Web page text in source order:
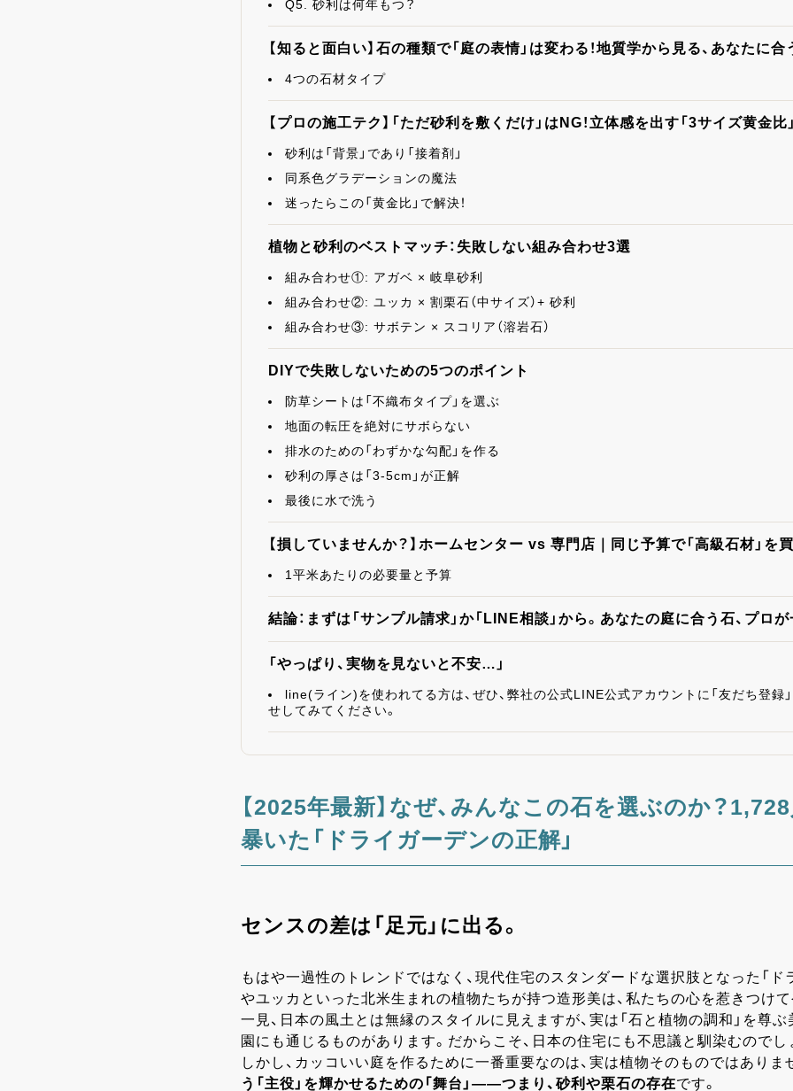
Q5. 砂利は何年もつ？
【知ると面白い】石の種類で「庭の表情」は変わる！地質学から見る、あなたに
4つの石材タイプ
【プロの施工テク】「ただ砂利を敷くだけ」はNG！立体感を出す「3サイズ黄金比
砂利は「背景」であり「接着剤」
同系色グラデーションの魔法
迷ったらこの「黄金比」で解決！
植物と砂利のベストマッチ：失敗しない組み合わせ3選
組み合わせ①: アガベ × 岐阜砂利
組み合わせ②: ユッカ × 割栗石（中サイズ）+ 砂利
組み合わせ③: サボテン × スコリア（溶岩石）
DIYで失敗しないための5つのポイント
防草シートは「不織布タイプ」を選ぶ
地面の転圧を絶対にサボらない
排水のための「わずかな勾配」を作る
砂利の厚さは「3-5cm」が正解
最後に水で洗う
【損していませんか？】ホームセンター vs 専門店｜同じ予算で「高級石材」を
1平米あたりの必要量と予算
結論：まずは「サンプル請求」か「LINE相談」から。あなたの庭に合う石、プロ
「やっぱり、実物を見ないと不安…」
line(ライン)を使われてる方は、ぜひ、弊社の公式LINE公式アカウントに「友だち登録
せしてみてください。
【2025年最新】なぜ、みんなこの石を選ぶのか？
暴いた「ドライガーデンの正解」
センスの差は「足元」に出る。
もはや一過性のトレンドではなく、現代住宅のスタンダードな選択肢となった「ド
やユッカといった北米生まれの植物たちが持つ造形美は、私たちの心を惹きつけて
一見、日本の風土とは無縁のスタイルに見えますが、実は「石と植物の調和」を尊
園にも通じるものがあります。だからこそ、日本の住宅にも不思議と馴染むのでし
しかし、カッコいい庭を作るために一番重要なのは、実は植物そのものではありま
う「主役」を輝かせるための「舞台」――つまり、砂利や栗石の存在です。